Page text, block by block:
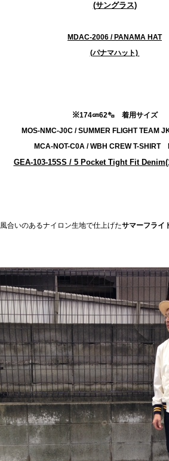
(サングラス)
MDAC-2006 / PANAMA HAT
(パナマハット)
※174㎝62㌔ 着用サイズ
MOS-NMC-J0C / SUMMER FLIGHT TEAM
MCA-NOT-C0A / WBH CREW T-SHIRT
GEA-103-15SS / 5 Pocket Tight Fit
風合いのあるナイロン生地で仕上げたサマーフライ